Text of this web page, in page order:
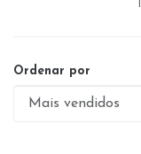
Ordenar por